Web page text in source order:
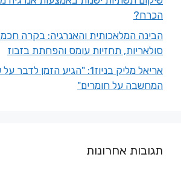
הכרח?
הבינה המלאכותית והאנרגיה: בקרה
סולאריות, תחזיות עומס והפחתת בזבוז
אריאל מליק בניוז1: "הגיע הזמן
המחשבה על חומרים"
תגובות אחרונות